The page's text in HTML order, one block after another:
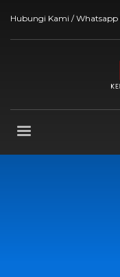
Hubungi Kami / Whatsapp